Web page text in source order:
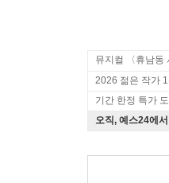
2026 젊은 작가 1
기간 한정 특가
오직, 예스24에